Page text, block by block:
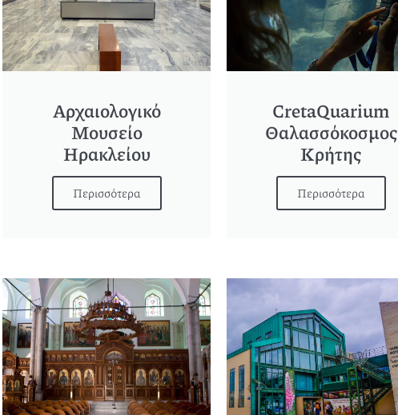
Αρχαιολογικό
Μουσείο
Ηρακλείου
Περισσότερα
CretaQuarium
Θαλασσόκοσμος
Κρήτης
Περισσότερα